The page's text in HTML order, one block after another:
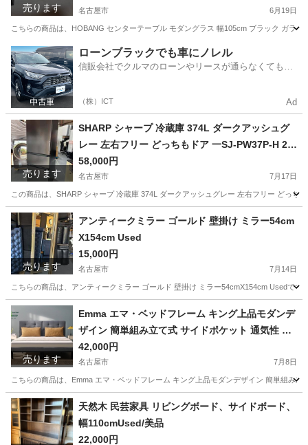
売ります 名古屋市 6月19日
こちらの商品は、HOBANG センターテーブル モダングラス 幅105cm ブラック ガラ
愛知 名古屋市 テーブル グラス
ローンブラックでも車にノレル
信販会社でクルマのローンやリースが通らなくてもク
（株）ICT Ad
売ります
SHARP シャープ 冷蔵庫 374L ダークアッシュグ
レー 左右フリー どっちもドア 一SJ-PW37P-H 20
24年製 Used/美品
58,000円
名古屋市 7月17日
この商品は、SHARP シャープ 冷蔵庫 374L ダークアッシュグレー 左右フリー どっ
愛知 名古屋市 キッチン家電 シャープ
売ります
アンティークミラー ゴールド 壁掛け ミラー54cm
X154cm Used
15,000円
名古屋市 7月14日
こちらの商品は、アンティークミラー ゴールド 壁掛け ミラー54cmX154cm Usedで
愛知 名古屋市 ミラー
売ります
Emma エマ・ベッドフレーム キング上品モダンデ
ザイン 簡単組み立て式 サイドポケット 通気性 ど
んなマットレスにも対応 頑丈構造 寝室用クラシッ
クベッド 展示品
42,000円
名古屋市 7月8日
こちらの商品は、Emma エマ・ベッドフレーム キング上品モダンデザイン 簡単組み
愛知 名古屋市 ベッド Emma
天然木 民芸家具 リビングボード、サイドボード、
幅110cmUsed/美品
22,000円